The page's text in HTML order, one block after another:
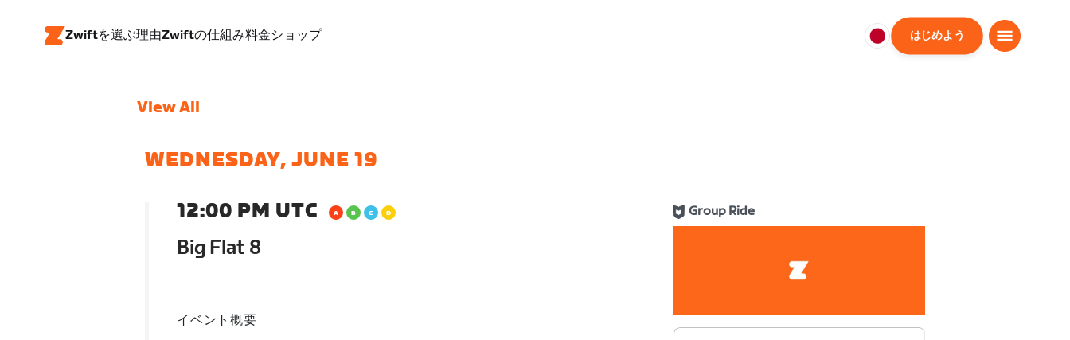
Zwiftを選ぶ理由Zwiftの仕組み料金ショップ
日
はじめよう
View All
WEDNESDAY, JUNE 19
12:00 PM UTC
Big Flat 8
Group Ride
イベント概要